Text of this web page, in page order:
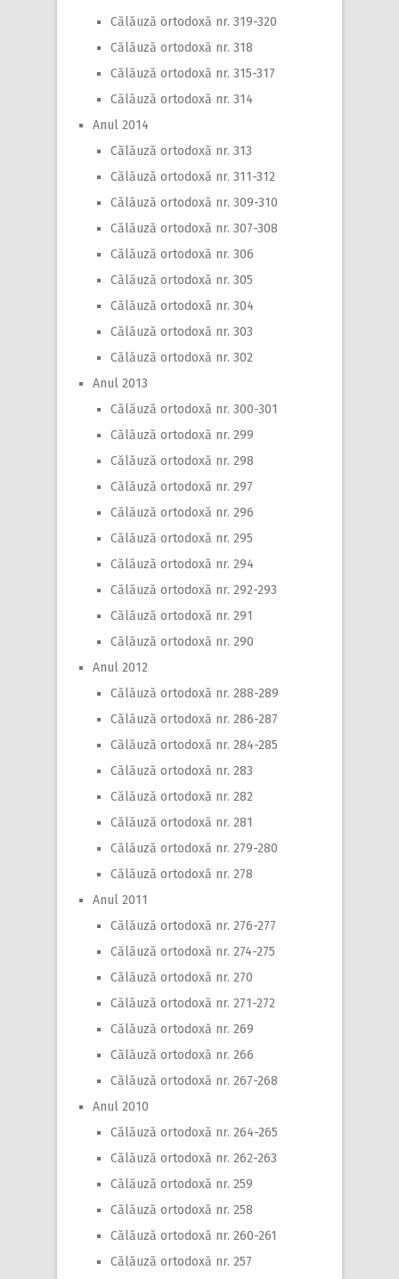
Călăuză ortodoxă nr. 319-320
Călăuză ortodoxă nr. 318
Călăuză ortodoxă nr. 315-317
Călăuză ortodoxă nr. 314
Anul 2014
Călăuză ortodoxă nr. 313
Călăuză ortodoxă nr. 311-312
Călăuză ortodoxă nr. 309-310
Călăuză ortodoxă nr. 307-308
Călăuză ortodoxă nr. 306
Călăuză ortodoxă nr. 305
Călăuză ortodoxă nr. 304
Călăuză ortodoxă nr. 303
Călăuză ortodoxă nr. 302
Anul 2013
Călăuză ortodoxă nr. 300-301
Călăuză ortodoxă nr. 299
Călăuză ortodoxă nr. 298
Călăuză ortodoxă nr. 297
Călăuză ortodoxă nr. 296
Călăuză ortodoxă nr. 295
Călăuză ortodoxă nr. 294
Călăuză ortodoxă nr. 292-293
Călăuză ortodoxă nr. 291
Călăuză ortodoxă nr. 290
Anul 2012
Călăuză ortodoxă nr. 288-289
Călăuză ortodoxă nr. 286-287
Călăuză ortodoxă nr. 284-285
Călăuză ortodoxă nr. 283
Călăuză ortodoxă nr. 282
Călăuză ortodoxă nr. 281
Călăuză ortodoxă nr. 279-280
Călăuză ortodoxă nr. 278
Anul 2011
Călăuză ortodoxă nr. 276-277
Călăuză ortodoxă nr. 274-275
Călăuză ortodoxă nr. 270
Călăuză ortodoxă nr. 271-272
Călăuză ortodoxă nr. 269
Călăuză ortodoxă nr. 266
Călăuză ortodoxă nr. 267-268
Anul 2010
Călăuză ortodoxă nr. 264-265
Călăuză ortodoxă nr. 262-263
Călăuză ortodoxă nr. 259
Călăuză ortodoxă nr. 258
Călăuză ortodoxă nr. 260-261
Călăuză ortodoxă nr. 257